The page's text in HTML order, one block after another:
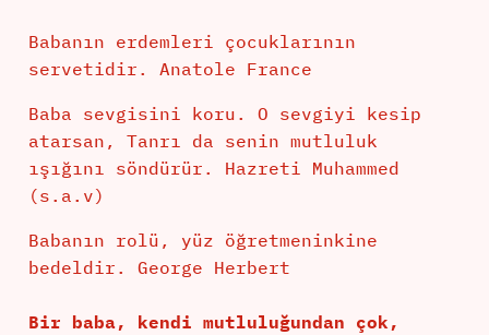
Babanın erdemleri çocuklarının
servetidir. Anatole France
Baba sevgisini koru. O sevgiyi kesip
atarsan, Tanrı da senin mutluluk
ışığını söndürür. Hazreti Muhammed
(s.a.v)
Babanın rolü, yüz öğretmeninkine
bedeldir. George Herbert
Bir baba, kendi mutluluğundan çok,